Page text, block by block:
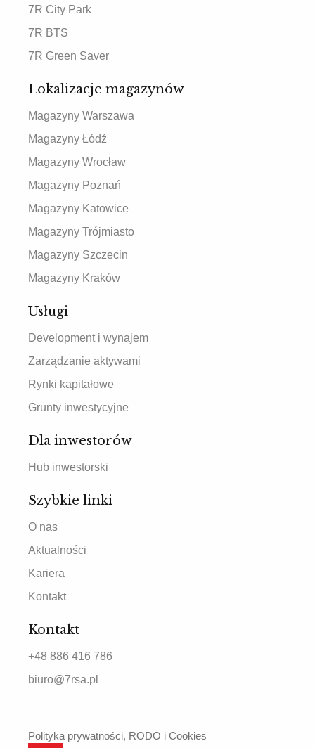
7R City Park
7R BTS
7R Green Saver
Lokalizacje magazynów
Magazyny Warszawa
Magazyny Łódź
Magazyny Wrocław
Magazyny Poznań
Magazyny Katowice
Magazyny Trójmiasto
Magazyny Szczecin
Magazyny Kraków
Usługi
Development i wynajem
Zarządzanie aktywami
Rynki kapitałowe
Grunty inwestycyjne
Dla inwestorów
Hub inwestorski
Szybkie linki
O nas
Aktualności
Kariera
Kontakt
Kontakt
+48 886 416 786
biuro@7rsa.pl
Polityka prywatności, RODO i Cookies